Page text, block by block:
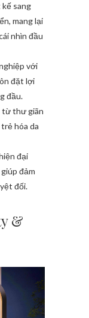
sang
mang lại
nhìn đầu
với
đặt lợi
đầu.
từ thư giãn
hóa da
đại
đảm
đối.
&